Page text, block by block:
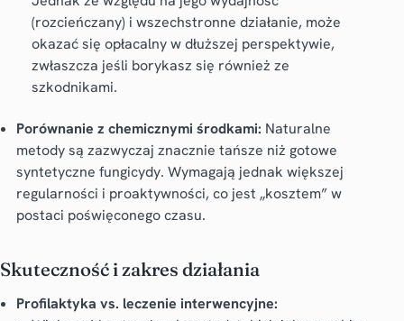
(rozcieńczany) i wszechstronne działanie, może
okazać się opłacalny w dłuższej perspektywie,
zwłaszcza jeśli borykasz się również ze
szkodnikami.
Porównanie z chemicznymi środkami: Naturalne
metody są zazwyczaj znacznie tańsze niż gotowe
syntetyczne fungicydy. Wymagają jednak większej
regularności i proaktywności, co jest „kosztem” w
postaci poświęconego czasu.
Skuteczność i zakres działania
Profilaktyka vs. leczenie interwencyjne: